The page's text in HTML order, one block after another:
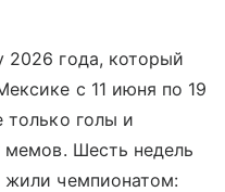
2026 года, который
с 11 июня по 19
только голы и
мемов. Шесть недель
жили чемпионатом: